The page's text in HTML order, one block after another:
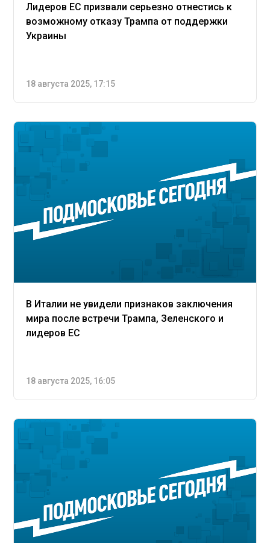
Лидеров ЕС призвали серьезно отнестись к
возможному отказу Трампа от поддержки
Украины
18 августа 2025, 17:15
В Италии не увидели признаков заключения
мира после встречи Трампа, Зеленского и
лидеров ЕС
18 августа 2025, 16:05